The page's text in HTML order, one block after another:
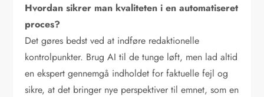
Hvordan sikrer man kvaliteten i en automatiseret
proces?
Det gøres bedst ved at indføre redaktionelle
kontrolpunkter. Brug AI til de tunge løft, men lad altid
en ekspert gennemgå indholdet for faktuelle fejl og
sikre, at det bringer nye perspektiver til emnet, som en